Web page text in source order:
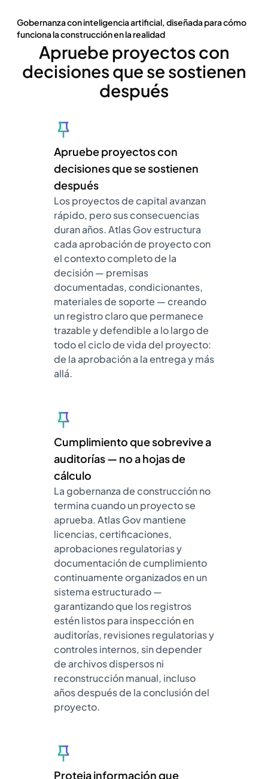
Gobernanza con inteligencia artificial, diseñada para cómo
funciona la construcción en la realidad
Apruebe proyectos con
decisiones que se sostienen
después
Apruebe proyectos con
decisiones que se sostienen
después
Los proyectos de capital avanzan
rápido, pero sus consecuencias
duran años. Atlas Gov estructura
cada aprobación de proyecto con
el contexto completo de la
decisión — premisas
documentadas, condicionantes,
materiales de soporte — creando
un registro claro que permanece
trazable y defendible a lo largo de
todo el ciclo de vida del proyecto:
de la aprobación a la entrega y más
allá.
Cumplimiento que sobrevive a
auditorías — no a hojas de
cálculo
La gobernanza de construcción no
termina cuando un proyecto se
aprueba. Atlas Gov mantiene
licencias, certificaciones,
aprobaciones regulatorias y
documentación de cumplimiento
continuamente organizados en un
sistema estructurado —
garantizando que los registros
estén listos para inspección en
auditorías, revisiones regulatorias y
controles internos, sin depender
de archivos dispersos ni
reconstrucción manual, incluso
años después de la conclusión del
proyecto.
Proteja información que